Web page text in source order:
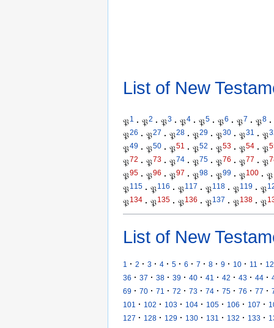
List of New
𝔓1 · 𝔓2 · 𝔓3 · 𝔓4 · 𝔓5 · 𝔓6 · 𝔓7 · 𝔓8 ·
𝔓26 · 𝔓27 · 𝔓28 · 𝔓29 · 𝔓30 · 𝔓31 · 𝔓
𝔓49 · 𝔓50 · 𝔓51 · 𝔓52 · 𝔓53 · 𝔓54 · 𝔓
𝔓72 · 𝔓73 · 𝔓74 · 𝔓75 · 𝔓76 · 𝔓77 · 𝔓
𝔓95 · 𝔓96 · 𝔓97 · 𝔓98 · 𝔓99 · 𝔓100 · 𝔓
𝔓115 · 𝔓116 · 𝔓117 · 𝔓118 · 𝔓119 · 𝔓
𝔓134 · 𝔓135 · 𝔓136 · 𝔓137 · 𝔓138 · 𝔓
List of New
1 · 2 · 3 · 4 · 5 · 6 · 7 · 8 · 9 · 10 · 11 · 12
36 · 37 · 38 · 39 · 40 · 41 · 42 · 43 · 44 ·
69 · 70 · 71 · 72 · 73 · 74 · 75 · 76 · 77 ·
101
· 102 · 103 · 104 · 105 · 106 · 107 ·
127 · 128 · 129 · 130 · 131 · 132 · 133 ·